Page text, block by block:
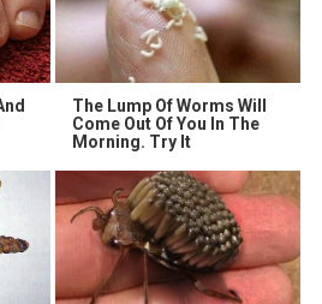
The Lump Of Worms Will
Come Out Of You In The
Morning. Try It